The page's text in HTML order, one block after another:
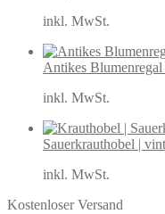
inkl. MwSt.
Antikes
inkl. MwSt.
Sauerkrauthobel |
inkl. MwSt.
Kostenloser Versand